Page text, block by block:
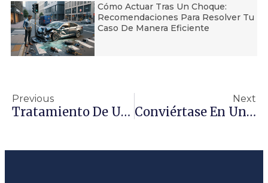
Cómo Actuar Tras Un Choque:
Recomendaciones Para Resolver Tu
Caso De Manera Eficiente
Previous
Tratamiento De Una Lesión Cerebral Traumática
Next
Conviértase En Un Peatón Más Seguro